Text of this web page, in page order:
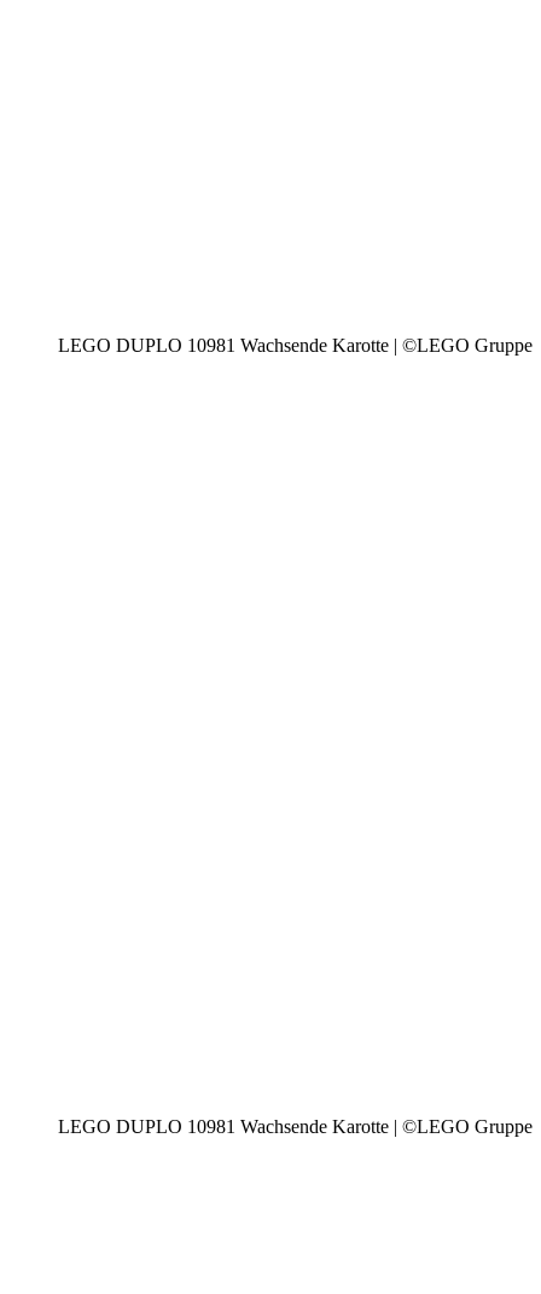
LEGO DUPLO 10981 Wachsende Karotte | ©LEGO Gruppe
LEGO DUPLO 10981 Wachsende Karotte | ©LEGO Gruppe